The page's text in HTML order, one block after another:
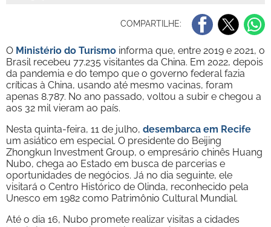
COMPARTILHE:
O Ministério do Turismo informa que, entre 2019 e 2021, o
Brasil recebeu 77.235 visitantes da China. Em 2022, depois
da pandemia e do tempo que o governo federal fazia
críticas à China, usando até mesmo vacinas, foram
apenas 8.787. No ano passado, voltou a subir e chegou a
aos 32 mil vieram ao país.
Nesta quinta-feira, 11 de julho, desembarca em Recife
um asiático em especial. O presidente do Beijing
Zhongkun Investment Group, o empresário chinês Huang
Nubo, chega ao Estado em busca de parcerias e
oportunidades de negócios. Já no dia seguinte, ele
visitará o Centro Histórico de Olinda, reconhecido pela
Unesco em 1982 como Patrimônio Cultural Mundial.
Até o dia 16, Nubo promete realizar visitas a cidades